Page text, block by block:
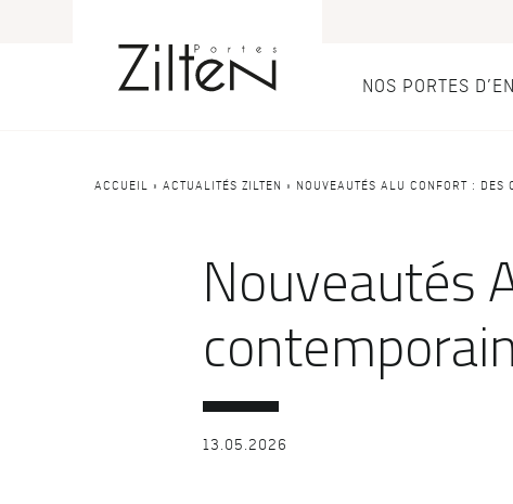
NOS PORTES
Nos
Porte d’entrée
Porte de service
Porte grand trafic
Porte d'entrée
Conseils
Savoir-faire
Design
Inspirations
ACCUEIL » ACTUALITÉS ZILTEN » NOUVEAUTÉS ALU CONFORT : DES
Nouveautés
13.05.2026